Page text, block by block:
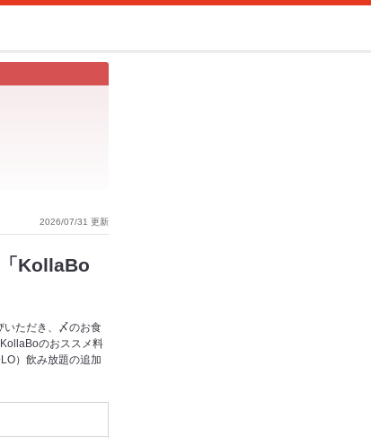
2026/07/31 更新
KollaBo
ただき、〆のお食
のおススメ料
）飲み放題の追加